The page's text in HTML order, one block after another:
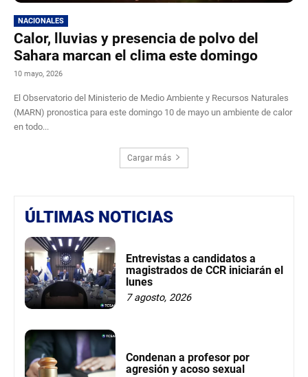
NACIONALES
Calor, lluvias y presencia de polvo del
Sahara marcan el clima este domingo
10 mayo, 2026
El Observatorio del Ministerio de Medio Ambiente y Recursos Naturales
(MARN) pronostica para este domingo 10 de mayo un ambiente de calor
en todo...
Cargar más
ÚLTIMAS NOTICIAS
Entrevistas a candidatos a
magistrados de CCR iniciarán el
lunes
7 agosto, 2026
Condenan a profesor por
agresión y acoso sexual